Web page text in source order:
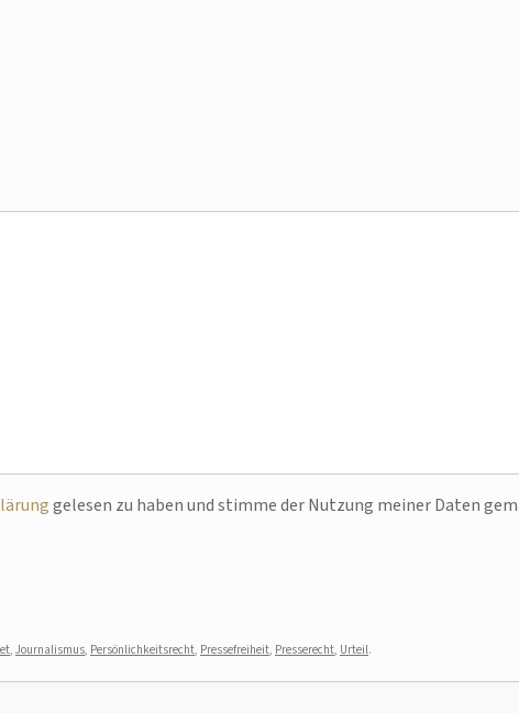
gelesen zu haben und stimme der Nutzung meiner Daten
, Journalismus, Persönlichkeitsrecht, Pressefreiheit, Presserecht, Urteil.